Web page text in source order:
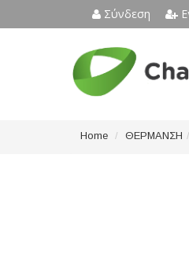
Σύνδεση
Home ΘΕΡΜΑΝΣΗ